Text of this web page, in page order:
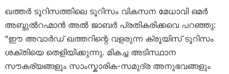
ഖത്തർ ടൂറിസത്തിലെ ടൂറിസം വികസന മേധാവി ഒമർ
അബ്ദുൽറഹ്മാൻ അൽ ജാബർ പ്രതികരിക്കവെ പറഞ്ഞു:
“ഈ അവാർഡ് ഖത്തറിന്റെ വളരുന്ന ക്രൂയിസ് ടൂറിസം
ശക്തിയെ തെളിയിക്കുന്നു. മികച്ച അടിസ്ഥാന
സൗകര്യങ്ങളും സാംസ്കാരിക-സമുദ്ര അനുഭവങ്ങളും